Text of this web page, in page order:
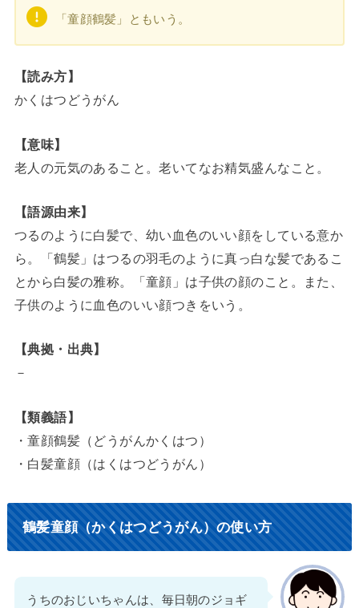
「童顔鶴髪」ともいう。
【読み方】
かくはつどうがん
【意味】
老人の元気のあること。老いてなお精気盛んなこと。
【語源由来】
つるのように白髪で、幼い血色のいい顔をしている意か
ら。「鶴髪」はつるの羽毛のように真っ白な髪であるこ
とから白髪の雅称。「童顔」は子供の顔のこと。また、
子供のように血色のいい顔つきをいう。
【典拠・出典】
－
【類義語】
・童顔鶴髪（どうがんかくはつ）
・白髪童顔（はくはつどうがん）
鶴髪童顔（かくはつどうがん）の使い方
うちのおじいちゃんは、毎日朝のジョギ